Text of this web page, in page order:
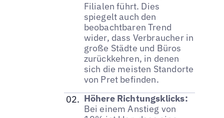
Filialen führt. Dies
spiegelt auch den
beobachtbaren Trend
wider, dass Verbraucher in
große Städte und Büros
zurückkehren, in denen
sich die meisten Standorte
von Pret befinden.
Höhere Richtungsklicks:
Bei einem Anstieg von